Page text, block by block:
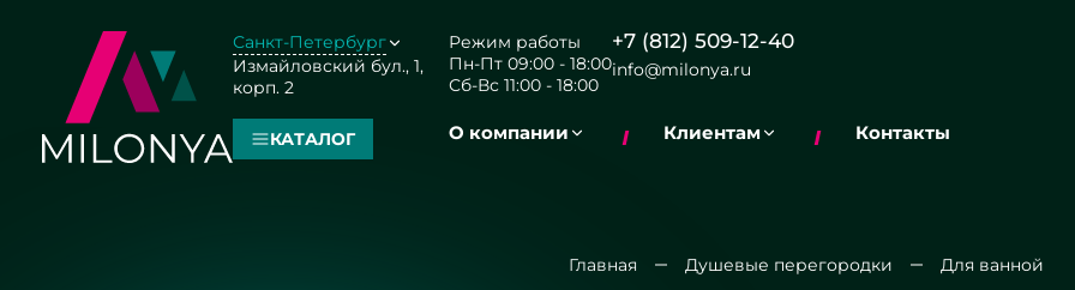
Санкт-Петербург
Измайловский бул., 1,
корп. 2
Режим работы
Пн-Пт 09:00 - 18:00
Сб-Вс 11:00 - 18:00
+7 (812) 509-12-40
info@milonya.ru
КАТАЛОГ О компании Клиентам Контакты
Главная Душевые перегородки Для ванной